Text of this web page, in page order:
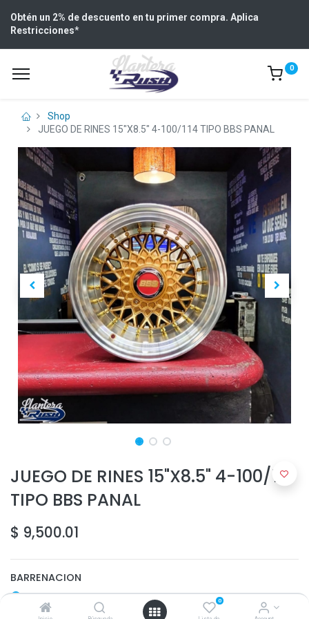
0
Obtén un 2% de descuento en tu primer compra. Aplica
Restricciones*
0
Shop
JUEGO DE RINES 15"X8.5" 4-100/114 TIPO BBS PANAL
JUEGO DE RINES 15"X8.5" 4-100/114
TIPO BBS PANAL
$ 9,500.01
BARRENACION
4-100
4-114.3